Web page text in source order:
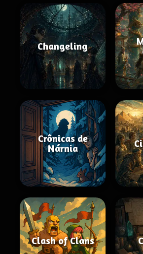
Changeling
Crônicas de
Nárnia
Clash of Clans